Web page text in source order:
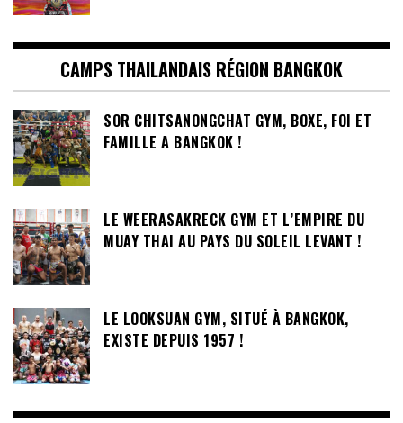
CAMPS THAILANDAIS RÉGION BANGKOK
SOR CHITSANONGCHAT GYM, BOXE, FOI ET
FAMILLE A BANGKOK !
LE WEERASAKRECK GYM ET L’EMPIRE DU
MUAY THAI AU PAYS DU SOLEIL LEVANT !
LE LOOKSUAN GYM, SITUÉ À BANGKOK,
EXISTE DEPUIS 1957 !